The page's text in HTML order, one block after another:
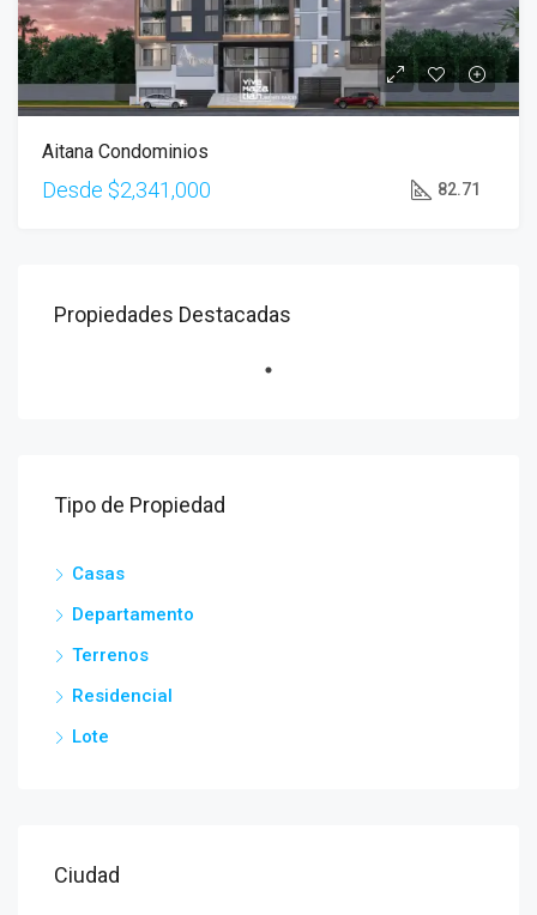
Aitana Condominios
Desde $2,341,000 82.71
Propiedades Destacadas
Tipo de Propiedad
Casas
Departamento
Terrenos
Residencial
Lote
Ciudad